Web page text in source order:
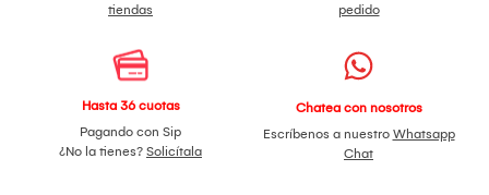
tiendas
pedido
Hasta 36 cuotas
Pagando con Sip
¿No la tienes? Solicítala
Chatea con nosotros
Escríbenos a nuestro Whatsapp
Chat